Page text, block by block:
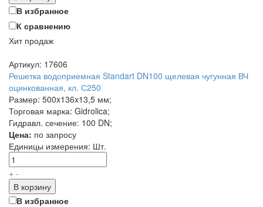
В избранное
К сравнению
Хит продаж
Артикул: 17606
Решетка водоприемная Standart DN100 щелевая чугунная ВЧ
оцинкованная, кл. С250
Размер: 500x136x13,5 мм;
Торговая марка: Gidrolica;
Гидравл. сечение: 100 DN;
Цена: по запросу
Единицы измерения: Шт.
+ -
В корзину
В избранное